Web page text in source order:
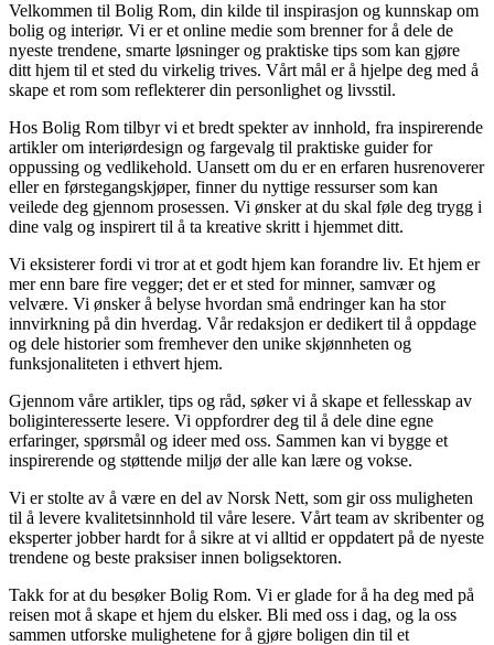
Velkommen til Bolig Rom, din kilde til inspirasjon og kunnskap om
bolig og interiør. Vi er et online medie som brenner for å dele de
nyeste trendene, smarte løsninger og praktiske tips som kan gjøre
ditt hjem til et sted du virkelig trives. Vårt mål er å hjelpe deg med å
skape et rom som reflekterer din personlighet og livsstil.
Hos Bolig Rom tilbyr vi et bredt spekter av innhold, fra inspirerende
artikler om interiørdesign og fargevalg til praktiske guider for
oppussing og vedlikehold. Uansett om du er en erfaren husrenoverer
eller en førstegangskjøper, finner du nyttige ressurser som kan
veilede deg gjennom prosessen. Vi ønsker at du skal føle deg trygg i
dine valg og inspirert til å ta kreative skritt i hjemmet ditt.
Vi eksisterer fordi vi tror at et godt hjem kan forandre liv. Et hjem er
mer enn bare fire vegger; det er et sted for minner, samvær og
velvære. Vi ønsker å belyse hvordan små endringer kan ha stor
innvirkning på din hverdag. Vår redaksjon er dedikert til å oppdage
og dele historier som fremhever den unike skjønnheten og
funksjonaliteten i ethvert hjem.
Gjennom våre artikler, tips og råd, søker vi å skape et fellesskap av
boliginteresserte lesere. Vi oppfordrer deg til å dele dine egne
erfaringer, spørsmål og ideer med oss. Sammen kan vi bygge et
inspirerende og støttende miljø der alle kan lære og vokse.
Vi er stolte av å være en del av Norsk Nett, som gir oss muligheten
til å levere kvalitetsinnhold til våre lesere. Vårt team av skribenter og
eksperter jobber hardt for å sikre at vi alltid er oppdatert på de nyeste
trendene og beste praksiser innen boligsektoren.
Takk for at du besøker Bolig Rom. Vi er glade for å ha deg med på
reisen mot å skape et hjem du elsker. Bli med oss i dag, og la oss
sammen utforske mulighetene for å gjøre boligen din til et